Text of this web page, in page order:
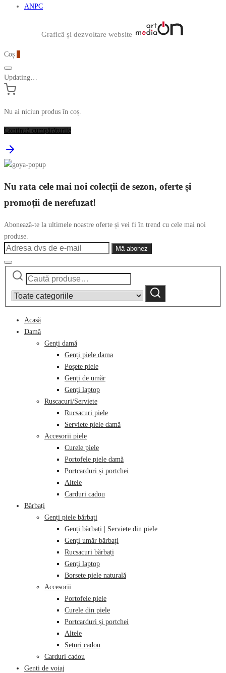
ANPC
Graficã și dezvoltare website
Coș
Updating…
Nu ai niciun produs în coș.
Continuă cumpărăturile
Nu rata cele mai noi colecții de sezon, oferte și
promoții de nerefuzat!
Abonează-te la ultimele noastre oferte și vei fi în trend cu cele mai noi
produse.
Caută
category:
Caută
Acasă
Damă
Genți damă
Genți piele dama
Poșete piele
Genți de umăr
Genți laptop
Ruscacuri/Serviete
Rucsacuri piele
Serviete piele damă
Accesorii piele
Curele piele
Portofele piele damă
Portcarduri și portchei
Altele
Carduri cadou
Bărbați
Genți piele bărbați
Genți bărbați | Serviete din piele
Genți umăr bărbați
Rucsacuri bărbați
Genți laptop
Borsete piele naturală
Accesorii
Portofele piele
Curele din piele
Portcarduri și portchei
Altele
Seturi cadou
Carduri cadou
Genti de voiaj